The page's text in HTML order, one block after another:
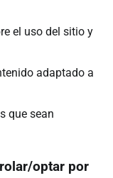
el uso del sitio y
adaptado a
que sean
optar por